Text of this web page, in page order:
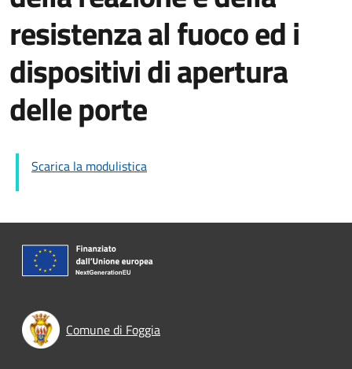
resistenza al fuoco ed i
dispositivi di apertura
delle porte
Scarica la modulistica
Comune di Foggia